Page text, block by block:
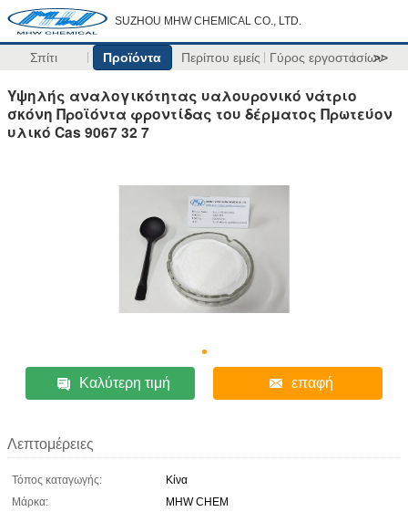
SUZHOU MHW CHEMICAL CO., LTD.
Σπίτι Προϊόντα Περίπου εμείς Γύρος εργοστασίων
>>
Υψηλής αναλογικότητας υαλουρονικό νάτριο
σκόνη Προϊόντα φροντίδας του δέρματος Πρωτεύον
υλικό Cas 9067 32 7
Καλύτερη τιμή επαφή
Λεπτομέρειες
Τόπος καταγωγής:
Κίνα
Μάρκα:
MHW CHEM